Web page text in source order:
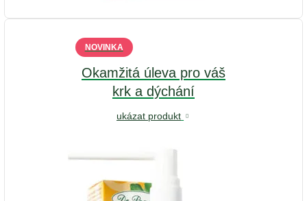
NOVINKA
Okamžitá úleva pro váš
krk a dýchání
ukázat produkt